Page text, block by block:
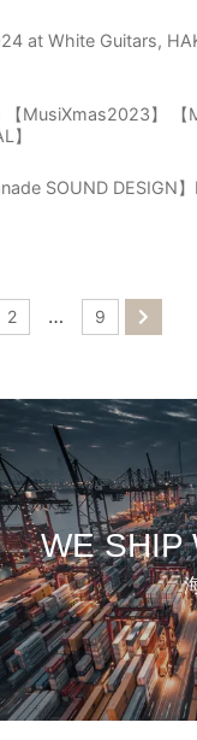
at White Guitars,
MusiXmas2023】 【
】
SOUND DESIGN
2 … 9
WE SHIP